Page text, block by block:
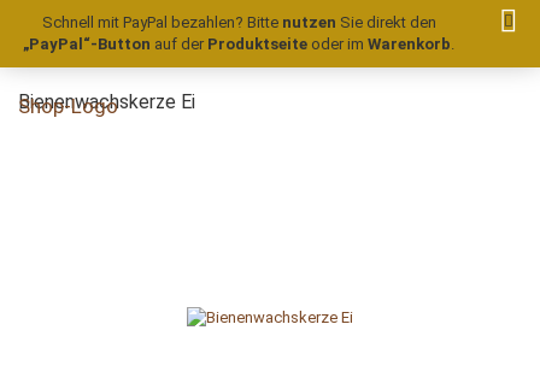
Schnell mit PayPal bezahlen? Bitte nutzen Sie direkt den
„PayPal“-Button auf der Produktseite oder im Warenkorb.
Bienenwachskerze Ei